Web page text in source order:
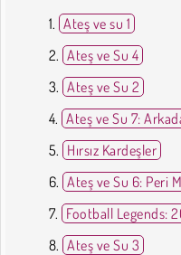
Ateş ve su 1
Ateş ve Su 4
Ateş ve Su 2
Ateş ve Su 7:
Hırsız Kardeşler
Ateş ve Su 6: Peri
Football Legends:
Ateş ve Su 3